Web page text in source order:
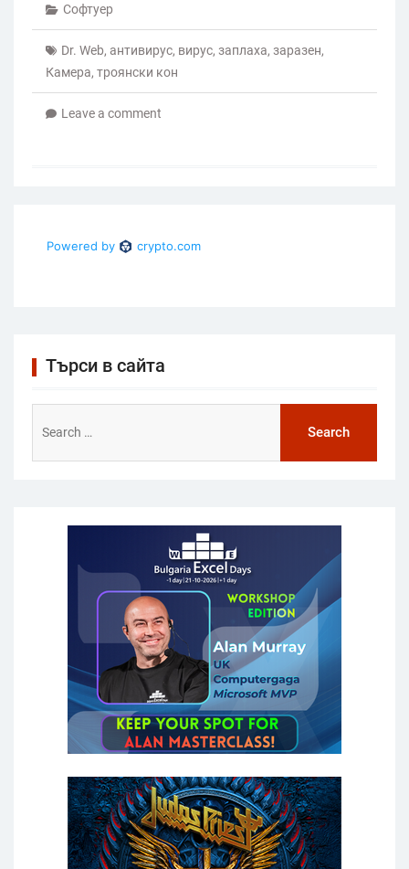
Софтуер
Dr. Web, антивирус, вирус, заплаха, заразен,
Камера, троянски кон
Leave a comment
Търси в сайта
for: